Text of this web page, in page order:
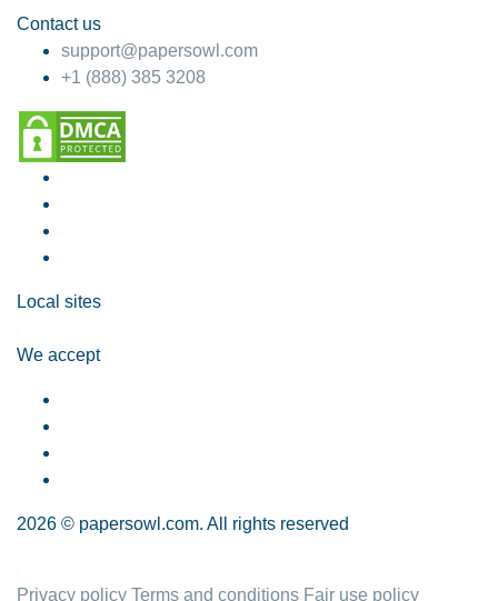
Contact us
support@papersowl.com
+1 (888) 385 3208
Local sites
We accept
2026 © papersowl.com. All rights reserved
Privacy policy Terms and conditions Fair use policy